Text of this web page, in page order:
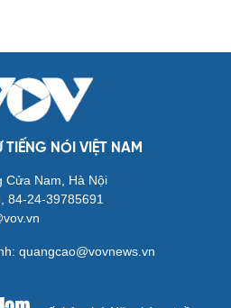
TIẾNG NÓI VIỆT NAM
Cửa Nam, Hà Nội
84-24-39785691
quangcao@vovnews.vn